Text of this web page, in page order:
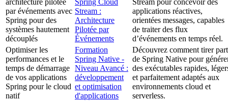
architecture pilotée
par événements avec
Spring pour des
systèmes hautement
découplés
Spring Cloud
Stream :
Architecture
Pilotée par
Événements
Stream pour concevoir des
applications réactives,
orientées messages, capables
de traiter des flux
d’événements en temps réel.
Optimiser les
performances et le
temps de démarrage
de vos applications
Spring pour le cloud
natif
Formation
Spring Native -
Niveau Avancé :
développement
et optimisation
d'applications
Découvrez comment tirer
de Spring Native pour
des exécutables rapides,
et parfaitement adaptés aux
environnements cloud et
serverless.